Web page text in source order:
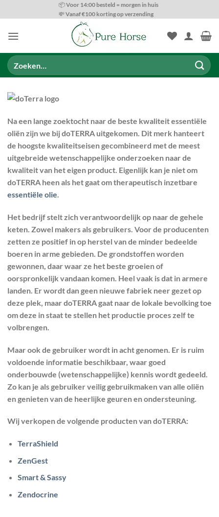
naar
📦 Voor 14:00 besteld = morgen in huis
💸 Vanaf €100 korting op verzending
Zoeken
naar:
Na een lange zoektocht naar de beste kwaliteit essentiële
oliën zijn we bij doTERRA uitgekomen. Dit merk hanteert
de hoogste kwaliteitseisen gecombineerd met de meest
uitgebreide wetenschappelijke onderzoeken naar de
kwaliteit van het eigen product. Eigenlijk kan je niet om
doTERRA heen als het gaat om therapeutisch inzetbare
essentiële olie.
Het bedrijf stelt zich verantwoordelijk op naar de gehele
keten. Zowel makers als gebruikers. Voor de producenten
zetten ze positief in op herstel van de minder bedeelde
boeren in arme gebieden. De grondstoffen worden
gewonnen, daar waar ze het beste groeien of
oorspronkelijk vandaan komen. Heel vaak is dat in armere
landen. Er wordt dan geen nieuwe fabriek neer gezet op
deze plek, maar doTERRA gaat naar de lokale bevolking toe
om deze in staat te stellen het productie proces zelf te
volbrengen.
Maar ook de gebruiker wordt in acht genomen. Er is ruim
voldoende informatie beschikbaar, waar goed
onderbouwde (wetenschappelijke) kennis wordt gedeeld.
Zo kan je als gebruiker veilig gebruikmaken van alle oliën
en genieten van de heerlijke geuren en ondersteuning.
Wij verkopen de volgende producten van doTERRA:
TerraShield
ZenGest
Smart & Sassy
Zendocrine